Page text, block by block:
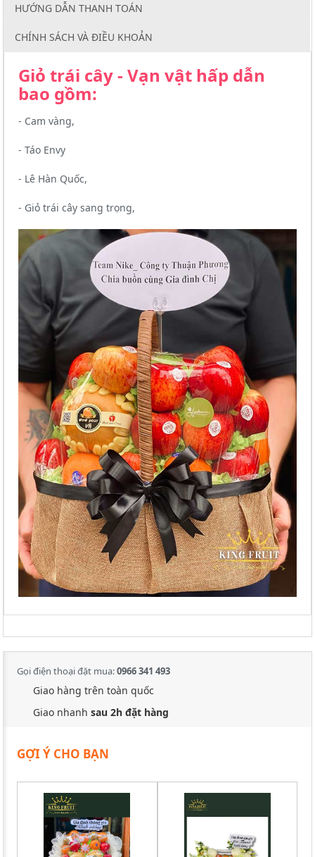
HƯỚNG DẪN THANH TOÁN
CHÍNH SÁCH VÀ ĐIỀU KHOẢN
Giỏ trái cây - Vạn vật hấp dẫn
bao gồm:
- Cam vàng,
- Táo Envy
- Lê Hàn Quốc,
- Giỏ trái cây sang trọng,
Gọi điện thoại đặt mua:0966 341 493
Giao hàng trên toàn quốc
Giao nhanh sau 2h đặt hàng
GỢI Ý CHO BẠN